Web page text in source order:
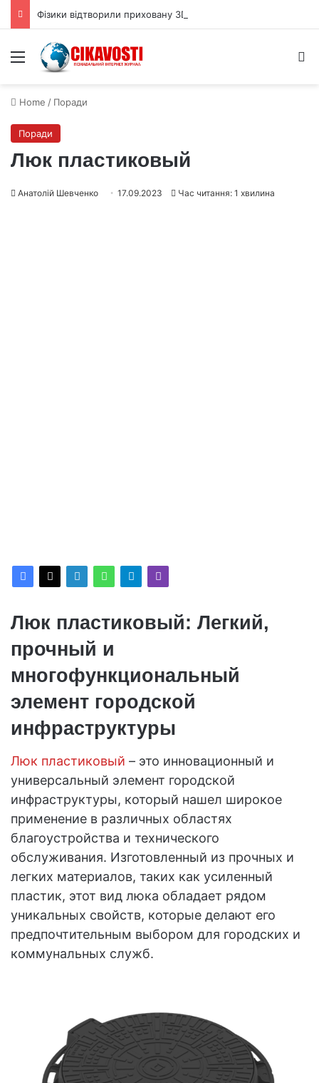
Menu
Home / Поради
Поради
Люк пластиковый
Анатолій Шевченко 17.09.2023 Час читання: 1 хвилина
Люк пластиковый: Легкий,
прочный и
многофункциональный
элемент городской
инфраструктуры
Люк пластиковый – это инновационный и
универсальный элемент городской
инфраструктуры, который нашел широкое
применение в различных областях
благоустройства и технического
обслуживания. Изготовленный из прочных и
легких материалов, таких как усиленный
пластик, этот вид люка обладает рядом
уникальных свойств, которые делают его
предпочтительным выбором для городских и
коммунальных служб.